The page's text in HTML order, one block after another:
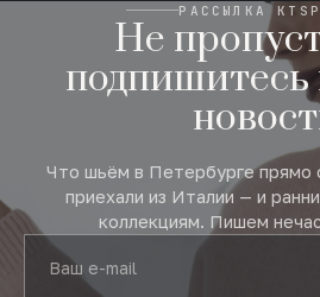
РАССЫЛКА
Не
Что шьём в Петербурге прямо
приехали из Италии — и
коллекциям. Пишем